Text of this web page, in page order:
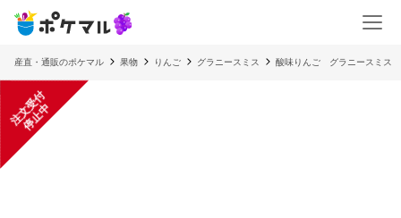
産直・通販のポケマル 果物 りんご グラニースミス 酸味りんご グラニースミス
注
文
受
付
停
止
中